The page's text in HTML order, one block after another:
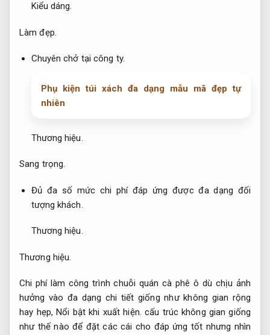
Kiểu dáng.
Làm đẹp.
Chuyên chở tại công ty.
Phụ kiện túi xách đa dạng mẫu mã đẹp tự
nhiên
Thương hiệu.
Sang trọng.
Đủ đa số mức chi phí đáp ứng được đa dạng đối
tượng khách.
Thương hiệu.
Thương hiệu.
Chi phí làm công trình chuỗi quán cà phê ô dù chịu ảnh
hưởng vào đa dạng chi tiết giống như không gian rộng
hay hẹp,Nổi bật khi xuất hiện. cấu trúc không gian giống
như thế nào để đặt các cái cho đáp ứng tốt nhưng nhìn